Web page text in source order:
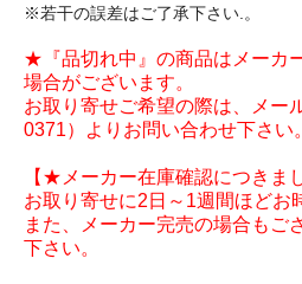
※若干の誤差はご了承下さい.。
★『品切れ中』の商品はメーカ
場合がございます。
お取り寄せご希望の際は、メー
0371）よりお問い合わせ下さい。
【★メーカー在庫確認につきま
お取り寄せに2日～1週間ほどお
また、メーカー完売の場合もご
下さい。